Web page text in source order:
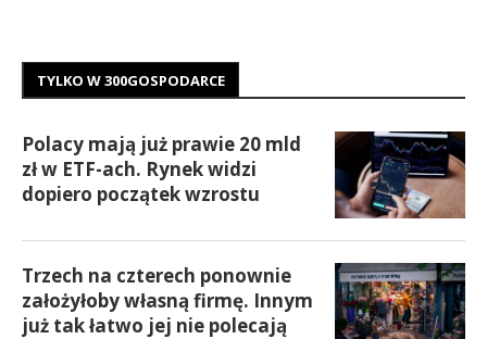
TYLKO W 300GOSPODARCE
Polacy mają już prawie 20 mld
zł w ETF-ach. Rynek widzi
dopiero początek wzrostu
Trzech na czterech ponownie
założyłoby własną firmę. Innym
już tak łatwo jej nie polecają